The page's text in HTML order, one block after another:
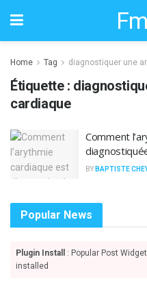
Home Tag diagnostiquer une
Étiquette :
cardiaque
Comment
BY BAPTISTE
Popular News
Plugin Install
: Popular Post
installed